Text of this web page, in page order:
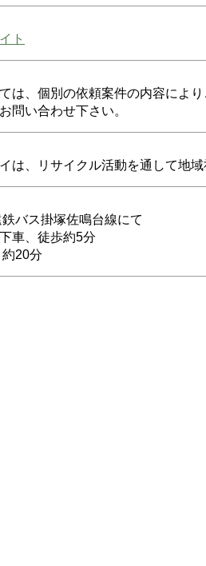
ト
は、個別の依頼案件の内容により
問い合わせ下さい。
は、リサイクル活動を通して地域
バス掛塚佐鳴台線にて
車、徒歩約5分
20分